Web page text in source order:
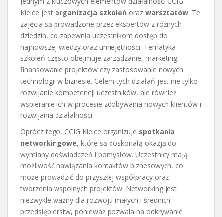
Kielce jest organizacja szkoleń oraz warsztatów. Te
zajęcia są prowadzone przez ekspertów z różnych
dziedzin, co zapewnia uczestnikom dostęp do
najnowszej wiedzy oraz umiejętności. Tematyka
szkoleń często obejmuje zarządzanie, marketing,
finansowanie projektów czy zastosowanie nowych
technologii w biznesie. Celem tych działań jest nie tylko
rozwijanie kompetencji uczestników, ale również
wspieranie ich w procesie zdobywania nowych klientów i
rozwijania działalności.
Oprócz tego, CCIG Kielce organizuje spotkania
networkingowe, które są doskonałą okazją do
wymiany doświadczeń i pomysłów. Uczestnicy mają
możliwość nawiązania kontaktów biznesowych, co
może prowadzić do przyszłej współpracy oraz
tworzenia wspólnych projektów. Networking jest
niezwykle ważny dla rozwoju małych i średnich
przedsiębiorstw, ponieważ pozwala na odkrywanie